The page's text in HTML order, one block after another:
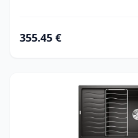
355.45 €